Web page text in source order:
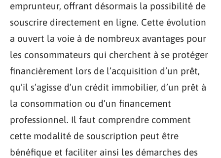
emprunteur, offrant désormais la possibilité de
souscrire directement en ligne. Cette évolution
a ouvert la voie à de nombreux avantages pour
les consommateurs qui cherchent à se protéger
financièrement lors de l’acquisition d’un prêt,
qu’il s’agisse d’un crédit immobilier, d’un prêt à
la consommation ou d’un financement
professionnel. Il faut comprendre comment
cette modalité de souscription peut être
bénéfique et faciliter ainsi les démarches des